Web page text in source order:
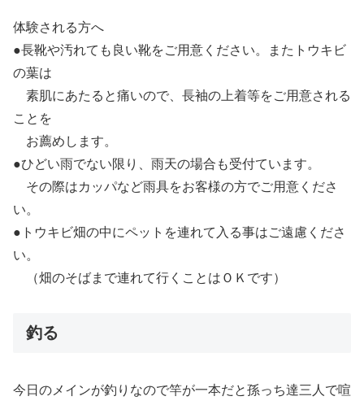
体験される方へ
●長靴や汚れても良い靴をご用意ください。またトウキビ
の葉は
素肌にあたると痛いので、長袖の上着等をご用意される
ことを
お薦めします。
●ひどい雨でない限り、雨天の場合も受付ています。
その際はカッパなど雨具をお客様の方でご用意くださ
い。
●トウキビ畑の中にペットを連れて入る事はご遠慮くださ
い。
（畑のそばまで連れて行くことはＯＫです）
釣る
今日のメインが釣りなので竿が一本だと孫っち達三人で喧